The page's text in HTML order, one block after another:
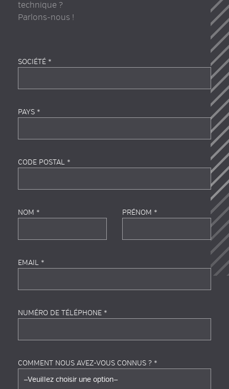
technique ?
Parlons-nous !
SOCIÉTÉ *
PAYS *
CODE POSTAL *
NOM * PRÉNOM *
EMAIL *
NUMÉRO DE TÉLÉPHONE *
COMMENT NOUS AVEZ-VOUS CONNUS ? *